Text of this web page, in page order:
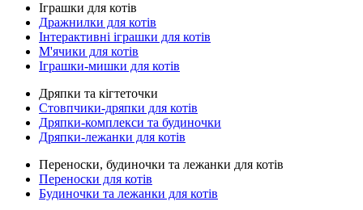
Іграшки для котів
Дражнилки для котів
Інтерактивні іграшки для котів
М'ячики для котів
Іграшки-мишки для котів
Дряпки та кігтеточки
Стовпчики-дряпки для котів
Дряпки-комплекси та будиночки
Дряпки-лежанки для котів
Переноски, будиночки та лежанки для котів
Переноски для котів
Будиночки та лежанки для котів